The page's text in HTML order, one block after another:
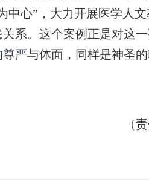
中心”，大力开展医学人
系。这个案例正是对这
尊严与体面，同样是神圣
（